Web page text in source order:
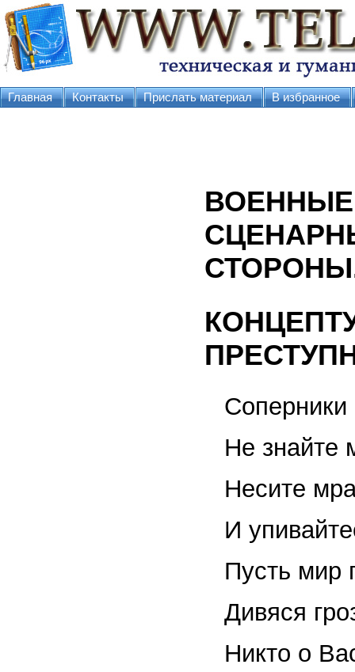
Главная Контакты Прислать материал В избранное
Соперники
Не знайте
Несите
И
Пусть мир
Дивяся
Никто о